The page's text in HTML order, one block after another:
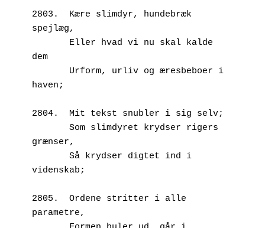
2803.  Kære slimdyr, hundebræk
spejlæg,
dem
haven;
2804.  Mit tekst snubler i sig selv;
grænser,
videnskab;
2805.  Ordene stritter i alle
parametre,